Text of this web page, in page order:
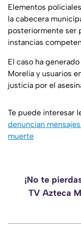
Elementos
la cabecera
posteriormente ser
instancias
El caso ha
Morelia y usuarios
justicia por el
Te puede interesar
denuncian
muerte
¡No te
TV Azteca